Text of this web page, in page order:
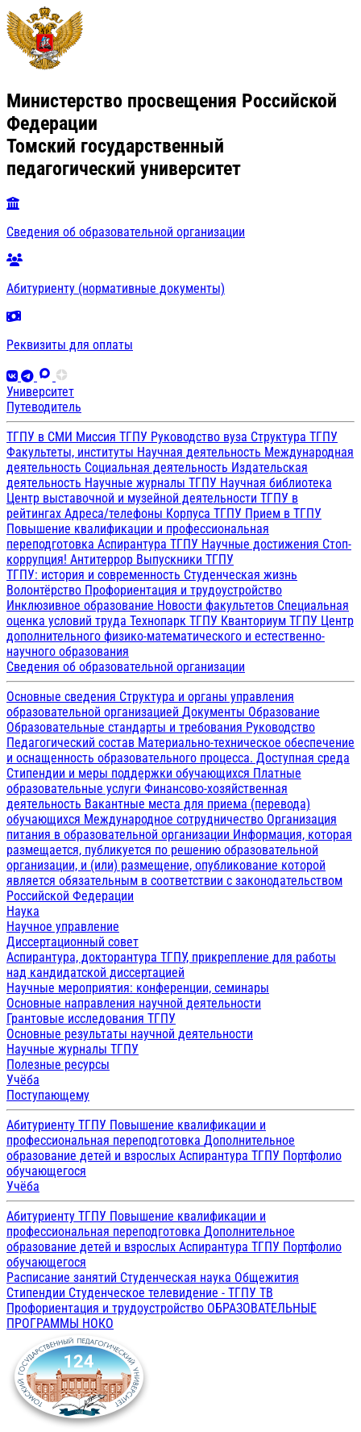
Министерство просвещения Российской
Федерации
Томский государственный
педагогический университет
Сведения об образовательной организации
Абитуриенту (нормативные документы)
Реквизиты для оплаты
Университет
Путеводитель
ТГПУ в СМИ Миссия ТГПУ Руководство вуза Структура ТГПУ
Факультеты, институты Научная деятельность Международная
деятельность Социальная деятельность Издательская
деятельность Научные журналы ТГПУ Научная библиотека
Центр выставочной и музейной деятельности ТГПУ в
рейтингах Адреса/телефоны Корпуса ТГПУ Прием в ТГПУ
Повышение квалификации и профессиональная
переподготовка Аспирантура ТГПУ Научные достижения Стоп-
коррупция! Антитеррор Выпускники ТГПУ
ТГПУ: история и современность Студенческая жизнь
Волонтёрство Профориентация и трудоустройство
Инклюзивное образование Новости факультетов Специальная
оценка условий труда Технопарк ТГПУ Кванториум ТГПУ Центр
дополнительного физико-математического и естественно-
научного образования
Сведения об образовательной организации
Основные сведения Структура и органы управления
образовательной организацией Документы Образование
Образовательные стандарты и требования Руководство
Педагогический состав Материально-техническое обеспечение
и оснащенность образовательного процесса. Доступная среда
Стипендии и меры поддержки обучающихся Платные
образовательные услуги Финансово-хозяйственная
деятельность Вакантные места для приема (перевода)
обучающихся Международное сотрудничество Организация
питания в образовательной организации Информация, которая
размещается, публикуется по решению образовательной
организации, и (или) размещение, опубликование которой
является обязательным в соответствии с законодательством
Российской Федерации
Наука
Научное управление
Диссертационный совет
Аспирантура, докторантура ТГПУ, прикрепление для работы
над кандидатской диссертацией
Научные мероприятия: конференции, семинары
Основные направления научной деятельности
Грантовые исследования ТГПУ
Основные результаты научной деятельности
Научные журналы ТГПУ
Полезные ресурсы
Учёба
Поступающему
Абитуриенту ТГПУ Повышение квалификации и
профессиональная переподготовка Дополнительное
образование детей и взрослых Аспирантура ТГПУ Портфолио
обучающегося
Учёба
Абитуриенту ТГПУ Повышение квалификации и
профессиональная переподготовка Дополнительное
образование детей и взрослых Аспирантура ТГПУ Портфолио
обучающегося
Расписание занятий Студенческая наука Общежития
Стипендии Студенческое телевидение - ТГПУ ТВ
Профориентация и трудоустройство ОБРАЗОВАТЕЛЬНЫЕ
ПРОГРАММЫ НОКО